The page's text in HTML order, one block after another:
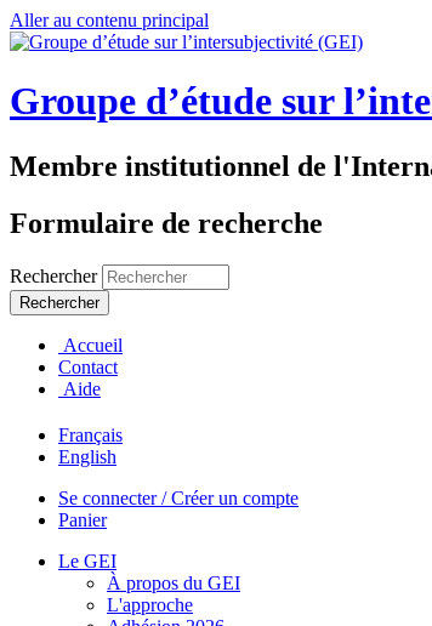
Aller au contenu principal
Groupe d’étude sur
Membre institutionnel de
Formulaire de recherche
Rechercher
Accueil
Contact
Aide
Français
English
Se connecter / Créer un compte
Panier
Le GEI
À propos du GEI
L'approche